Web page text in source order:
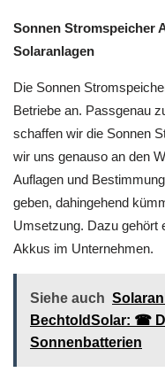
Sonnen Stromspeicher
Solaranlagen
Die Sonnen
Betriebe an. Passgenau
schaffen wir die Sonnen
wir uns genauso an den
Auflagen und
geben, dahingehend
Umsetzung. Dazu gehört
Akkus im Unternehmen.
Siehe auch
BechtoldSolar: ☎
Sonnenbatterien